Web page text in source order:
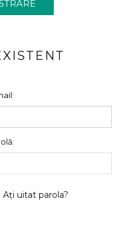
Ați uitat parola?